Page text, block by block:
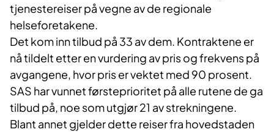
tjenestereiser på vegne av de regionale
helseforetakene.
Det kom inn tilbud på 33 av dem. Kontraktene er
nå tildelt etter en vurdering av pris og frekvens på
avgangene, hvor pris er vektet med 90 prosent.
SAS har vunnet førsteprioritet på alle rutene de ga
tilbud på, noe som utgjør 21 av strekningene.
Blant annet gjelder dette reiser fra hovedstaden